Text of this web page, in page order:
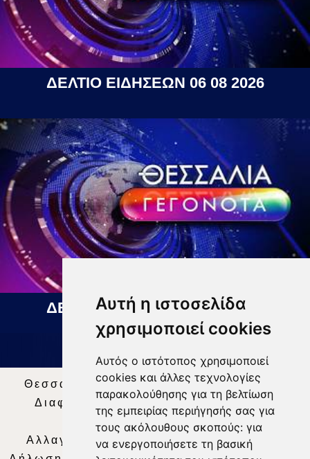
Αυτή η ιστοσελίδα
χρησιμοποιεί cookies
Αυτός ο ιστότοπος χρησιμοποιεί
cookies και άλλες τεχνολογίες
παρακολούθησης για τη βελτίωση
της εμπειρίας περιήγησής σας για
τους ακόλουθους σκοπούς: για
να ενεργοποιήσετε τη βασική
ΔΕΛΤΙΟ ΕΙΔΗΣΕΩΝ 06 08 2026
ΔΕΛΤΙΟ ΕΙΔΗΣΕΩΝ 07 08 2026
Θεσσαλία Τηλεόραση|SNG Services
Διαφήμιση | Όροι Χρήσης |Δήλωση
Απορρήτου |
Περιεχόμενο
Αλλαγή Προτιμήσεων για τα Cookies